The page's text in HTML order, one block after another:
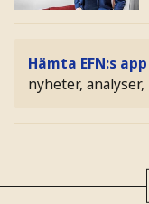
Hämta EFN:s
nyheter,